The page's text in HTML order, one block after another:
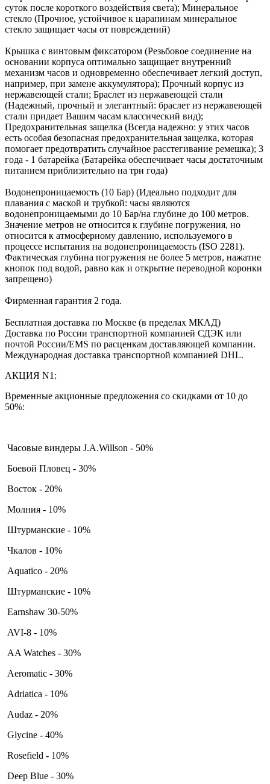
суток после короткого воздействия света); Минеральное
стекло (Прочное, устойчивое к царапинам минеральное
стекло защищает часы от повреждений)
Крышка с винтовым фиксатором (Резьбовое соединение на
основании корпуса оптимально защищает внутренний
механизм часов и одновременно обеспечивает легкий доступ,
например, при замене аккумулятора); Прочный корпус из
нержавеющей стали; Браслет из нержавеющей стали
(Надежный, прочный и элегантный: браслет из нержавеющей
стали придает Вашим часам классический вид);
Предохранительная защелка (Всегда надежно: у этих часов
есть особая безопасная предохранительная защелка, которая
помогает предотвратить случайное расстегивание ремешка); 3
года - 1 батарейка (Батарейка обеспечивает часы достаточным
питанием приблизительно на три года)
Водонепроницаемость (10 Бар) (Идеально подходит для
плавания с маской и трубкой: часы являются
водонепроницаемыми до 10 Бар/на глубине до 100 метров.
Значение метров не относится к глубине погружения, но
относится к атмосферному давлению, используемого в
процессе испытания на водонепроницаемость (ISO 2281).
Фактическая глубина погружения не более 5 метров, нажатие
кнопок под водой, равно как и открытие переводной коронки
запрещено)
Фирменная гарантия 2 года.
Бесплатная доставка по Москве (в пределах МКАД)
Доставка по России транспортной компанией СДЭК или
почтой России/EMS по расценкам доставляющей компании.
Международная доставка транспортной компанией DHL.
АКЦИЯ N1:
Временные акционные предложения со скидками от 10 до
50%:
Часовые виндеры J.A.Willson - 50%
Боевой Пловец - 30%
Восток - 20%
Молния - 10%
Штурманские - 10%
Чкалов - 10%
Aquatico - 20%
Штурманские - 10%
Earnshaw 30-50%
AVI-8 - 10%
AA Watches - 30%
Aeromatic - 30%
Adriatica - 10%
Audaz - 20%
Glycine - 40%
Rosefield - 10%
Deep Blue - 30%